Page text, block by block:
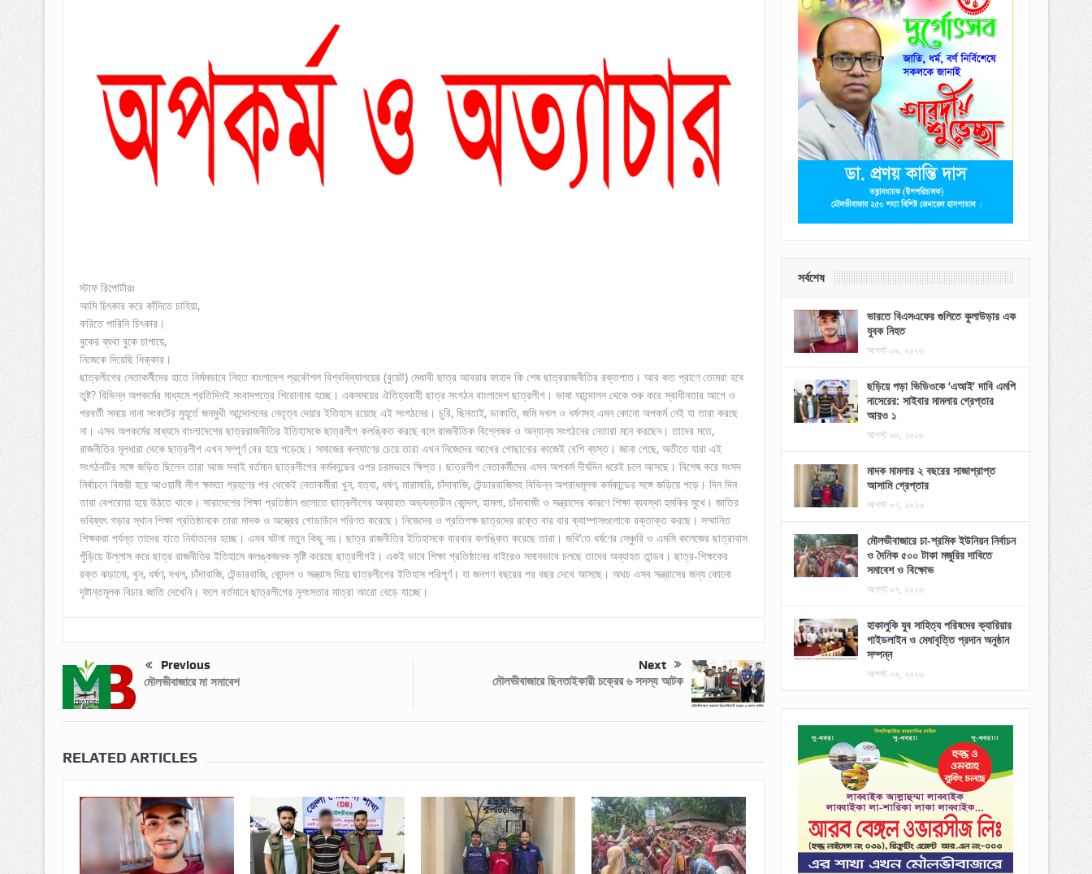
স্টাফ রিপোর্টারঃ
আমি চিৎকার করে কাঁদিতে চাহিয়া,
করিতে পারিনি চিৎকার।
বুকের ব্যথা বুকে চাপায়ে,
নিজেকে দিয়েছি ধিক্কার।
ছাত্রলীগের নেতাকর্মীদের হাতে নির্মমভাবে নিহত বাংলাদেশ প্রকৌশল বিশ্ববিদ্যালয়ের (বুয়েট) মেধাবী ছাত্র আবরার ফাহাদ কি শেষ ছাত্ররাজনীতির রক্তপাত। আর কত প্রাণে তোমরা হবে
তুষ্ট? বিভিন্ন অপকর্মের মাধ্যমে প্রতিদিনই সংবাদপত্রে শিরোনামা হচ্ছে। একসময়ের ঐতিহ্যবাহী ছাত্র সংগঠন বাংলাদেশ ছাত্রলীগ। ভাষা আন্দোলন থেকে শুরু করে স্বাধীনতার আগে ও
পরবর্তী সময়ে নানা সংকটের মুহূর্তে জনমুখী আন্দোলনের নেতৃত্ব দেয়ার ইতিহাস রয়েছে এই সংগঠনের। চুরি, ছিনতাই, ডাকাতি, জমি দখল ও ধর্ষণসহ এমন কোনো অপকর্ম নেই যা তারা করছে
না। এসব অপকর্মের মাধ্যমে বাংলাদেশের ছাত্ররাজনীতির ইতিহাসকে ছাত্রলীগ কলঙ্কিত করছে বলে রাজনীতিক বিশ্লেষক ও অন্যান্য সংগঠনের নেতারা মনে করছেন। তাদের মতে,
রাজনীতির মূলধারা থেকে ছাত্রলীগ এখন সম্পূর্ণ বের হয়ে পড়েছে। সমাজের কল্যাণের চেয়ে তারা এখন নিজেদের আখের গোছানোর কাজেই বেশি ব্যস্ত। জানা গেছে, অতীতে যারা এই
সংগঠনটির সঙ্গে জড়িত ছিলেন তারা আজ সবাই বর্তমান ছাত্রলীগের কর্মকান্ডের ওপর চরমভাবে ক্ষিপ্ত। ছাত্রলীগ নেতাকর্মীদের এসব অপকর্ম দীর্ঘদিন ধরেই চলে আসছে। বিশেষ করে সংসদ
নির্বাচনে বিজয়ী হয়ে আওয়ামী লীগ ক্ষমতা গ্রহণের পর থেকেই নেতাকর্মীরা খুন, হত্যা, ধর্ষণ, মারামারি, চাঁদাবাজি, টেন্ডারবাজিসহ বিভিন্ন অপরাধমূলক কর্মকান্ডের সঙ্গে জড়িয়ে পড়ে। দিন দিন
তারা বেপরোয়া হয়ে উঠতে থাকে। সারাদেশের শিক্ষা প্রতিষ্ঠান গুলোতে ছাত্রলীগের অব্যাহত অভ্যন্তরীন কোন্দল, হামলা, চাঁদাবাজী ও সন্ত্রাসের কারণে শিক্ষা ব্যবস্থা হুমকির মুখে। জাতির
ভবিষ্যৎ গড়ার স্থান শিক্ষা প্রতিষ্ঠানকে তারা মাদক ও অস্ত্রের গোডাউনে পরিণত করেছে। নিজেদের ও প্রতিপক্ষ ছাত্রদের রক্তে বার বার ক্যাম্পাসগুলোকে রক্তাক্ত করছে। সম্মানিত
শিক্ষকরা পর্যন্ত তাদের হাতে নির্যাতনের হচ্ছে। এসব ঘটনা নতুন কিছু নয়। ছাত্র রাজনীতির ইতিহাসকে বারবার কলঙ্কিত করেছে তারা। জবি’তে ধর্ষণের সেঞ্চুরি ও এমসি কলেজের ছাত্রাবাস
পুঁড়িয়ে উল্লাস করে ছাত্র রাজনীতির ইতিহাসে কলঙ্কজনক সৃষ্টি করেছে ছাত্রলীগই। একই ভাবে শিক্ষা প্রতিষ্ঠানের বাইরেও সমানভাবে চলছে তাদের অব্যাহত তান্ডব। ছাত্র-শিক্ষকের
রক্ত ঝড়ানো, খুন, ধর্ষণ, দখল, চাঁদাবাজি, টেন্ডারবাজি, কোন্দল ও সন্ত্রাস দিয়ে ছাত্রলীগের ইতিহাস পরিপূর্ণ। যা জনগণ বছরের পর বছর দেখে আসছে। অথচ এসব সন্ত্রাসের জন্য কোনো
দৃষ্টান্তমূলক বিচার জাতি দেখেনি। ফলে বর্তমানে ছাত্রলীগের নৃশংসতার মাত্রা আরো বেড়ে যাচ্ছে।
Previous
মৌলভীবাজারে মা সমাবেশ
Next
মৌলভীবাজারে ছিনতাইকারী চক্রের ৬ সদস্য আটক
RELATED ARTICLES
সর্বশেষ
ভারতে বিএসএফের গুলিতে কুলাউড়ার এক
যুবক নিহত
আগস্ট ০৯, ২০২৬
ছড়িয়ে পড়া ভিডিওকে ‘এআই’ দাবি এমপি
নাসেরের: সাইবার মামলায় গ্রেপ্তার
আরও ১
আগস্ট ০৮, ২০২৬
মাদক মামলার ২ বছরের সাজাপ্রাপ্ত
আসামি গ্রেপ্তার
আগস্ট ০৭, ২০২৬
মৌলভীবাজারে চা-শ্রমিক ইউনিয়ন নির্বাচন
ও দৈনিক ৫০০ টাকা মজুরির দাবিতে
সমাবেশ ও বিক্ষোভ
আগস্ট ০৭, ২০২৬
হাকালুকি যুব সাহিত্য পরিষদের ক্যারিয়ার
গাইডলাইন ও মেধাবৃত্তি প্রদান অনুষ্ঠান
সম্পন্ন
আগস্ট ০৬, ২০২৬